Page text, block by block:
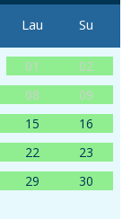
Lau Su
01
02
08
09
15
16
22
23
29
30